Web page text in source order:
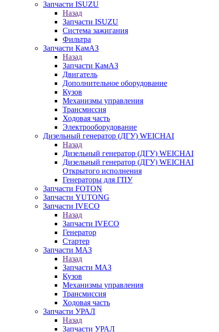
Запчасти ISUZU
Назад
Запчасти ISUZU
Система зажигания
Фильтра
Запчасти КамАЗ
Назад
Запчасти КамАЗ
Двигатель
Дополнительное оборудование
Кузов
Механизмы управления
Трансмиссия
Ходовая часть
Электрооборудование
Дизельный генератор (ДГУ) WEICHAI
Назад
Дизельный генератор (ДГУ) WEICHAI
Дизельный генератор (ДГУ) WEICHAI
Открытого исполнения
Генераторы для ГПУ
Запчасти FOTON
Запчасти YUTONG
Запчасти IVECO
Назад
Запчасти IVECO
Генератор
Стартер
Запчасти МАЗ
Назад
Запчасти МАЗ
Кузов
Механизмы управления
Трансмиссия
Ходовая часть
Запчасти УРАЛ
Назад
Запчасти УРАЛ